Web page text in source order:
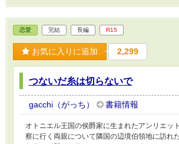
恋愛 完結 長編 R15
お気に入りに追加 2,299
つないだ糸は切らないで
gacchi（がっち） 書籍情報
オトニエル王国の侯爵家に生まれたアンリエッ
察に行く両親について隣国の辺境伯領地に訪れ